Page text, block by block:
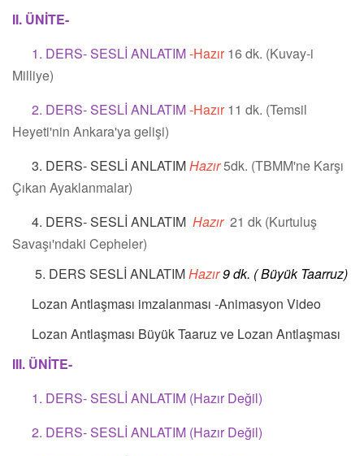
II. ÜNİTE-
1. DERS- SESLİ ANLATIM-Hazır16 dk. (Kuvay-i
Milliye)
2. DERS- SESLİ ANLATIM-Hazır11 dk. (Temsil
Heyeti'nin Ankara'ya gelişi)
3. DERS- SESLİ ANLATIMHazır5dk. (TBMM'ne Karşı
Çıkan Ayaklanmalar)
4. DERS- SESLİ ANLATIM Hazır 21 dk (Kurtuluş
Savaşı'ndaki Cepheler)
5. DERS SESLİ ANLATIMHazır9 dk. ( Büyük Taarruz)
Lozan Antlaşması imzalanması -Animasyon Video
Lozan Antlaşması Büyük Taaruz ve Lozan Antlaşması
III. ÜNİTE-
1. DERS- SESLİ ANLATIM (Hazır Değil)
2. DERS- SESLİ ANLATIM (Hazır Değil)